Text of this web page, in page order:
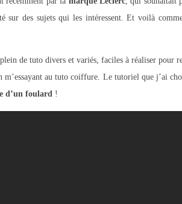
sur des sujets qui les intéressent. Et voilà
de tuto divers et variés, faciles à réaliser pour
m’essayant au tuto coiffure. Le tutoriel que j’ai
d’un foulard !